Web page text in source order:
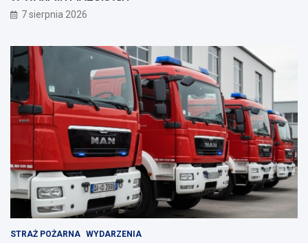
p
c
z
e
ń
s
t
w
n 7 sierpnia 2026
STRAŻ POŻARNA WYDARZENIA